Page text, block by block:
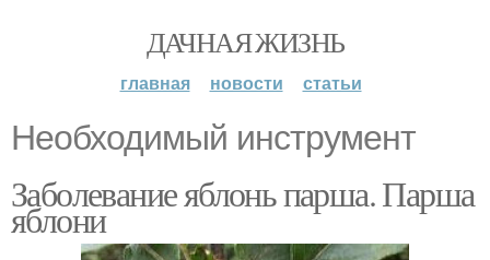
ДАЧНАЯ ЖИЗНЬ
главная новости статьи
Необходимый инструмент
Заболевание яблонь парша. Парша
яблони